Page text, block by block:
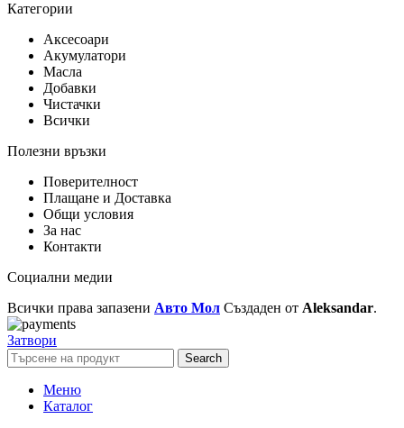
Категории
Аксесоари
Акумулатори
Масла
Добавки
Чистачки
Всички
Полезни връзки
Поверителност
Плащане и Доставка
Общи условия
За нас
Контакти
Социални медии
Всички права запазени Авто Мол Създаден от Aleksandar.
Затвори
Search
Меню
Каталог